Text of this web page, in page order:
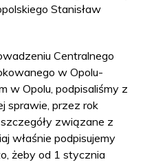
Stanisław
Centralnego
w Opolu-
w Opolu, podpisaliśmy z
sprawie, przez rok
związane z
właśnie podpisujemy
żeby od 1 stycznia